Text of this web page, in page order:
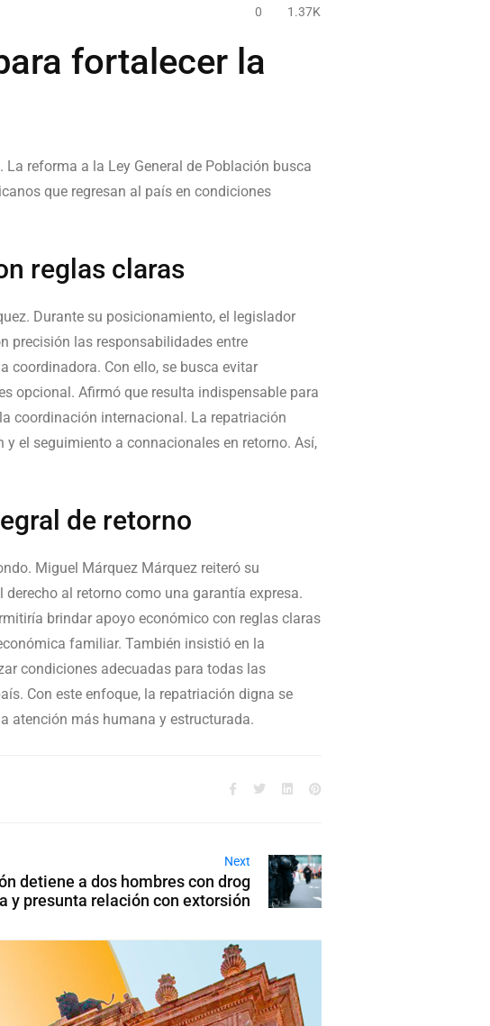
0 1.37K
fortalecer la
reforma a la Ley General de Población busca
que regresan al país en condiciones
reglas claras
. Durante su posicionamiento, el legislador
precisión las responsabilidades entre
coordinadora. Con ello, se busca evitar
opcional. Afirmó que resulta indispensable para
coordinación internacional. La repatriación
el seguimiento a connacionales en retorno. Así,
de retorno
Miguel Márquez Márquez reiteró su
al retorno como una garantía expresa.
brindar apoyo económico con reglas claras
familiar. También insistió en la
condiciones adecuadas para todas las
Con este enfoque, la repatriación digna se
atención más humana y estructurada.
Next
detiene a dos hombres con drog
a y presunta relación con extorsión